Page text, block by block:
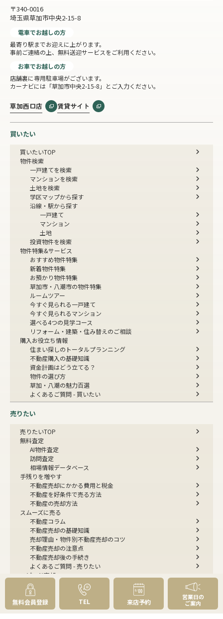
〒340-0016
埼玉県草加市中央2-15-8
電車でお越しの方
最寄り駅までお迎えに上がります。
事前ご連絡の上、無料送迎サービスをご利用ください。
お車でお越しの方
店舗裏に専用駐車場がございます。
カーナビには「草加市中央2-15-8」とご入力ください。
草加西口店 賃貸サイト
買いたい
買いたいTOP
物件検索
一戸建てを検索
マンションを検索
土地を検索
学区マップから探す
沿線・駅から探す
一戸建て
マンション
土地
投資物件を検索
物件特集&サービス
おすすめ物件特集
新着物件特集
お預かり物件特集
草加市・八潮市の物件特集
ルームツアー
今すぐ見られる一戸建て
今すぐ見られるマンション
選べる4つの見学コース
リフォーム・建築・住み替えのご相談
購入お役立ち情報
住まい探しのトータルプランニング
不動産購入の基礎知識
資金計画はどう立てる？
物件の選び方
草加・八潮の魅力百選
よくあるご質問 - 買いたい
売りたい
売りたいTOP
無料査定
AI物件査定
訪問査定
相場情報データベース
手残りを増やす
不動産売却にかかる費用と税金
不動産を好条件で売る方法
不動産の売却方法
スムーズに売る
不動産コラム
不動産売却の基礎知識
売却理由・物件別不動産売却のコツ
不動産売却の注意点
不動産売却後の手続き
よくあるご質問 - 売りたい
スピード売却
不動産買取という売却方法
不動産のご売却お任せください
弊社が選ばれる理由
売却成功ストーリー40選
無料会員登録 TEL 来店予約
営業日の
ご案内